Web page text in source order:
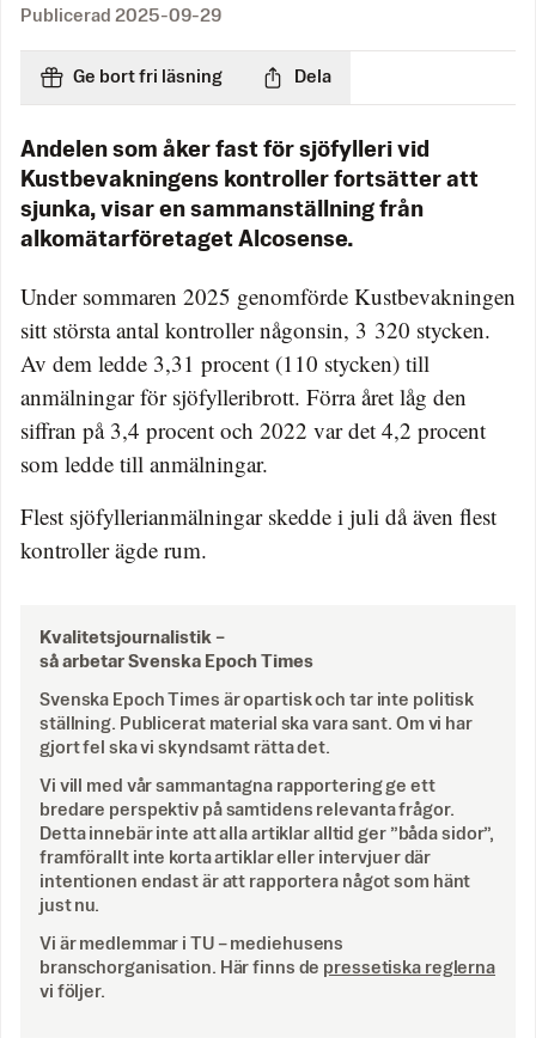
Publicerad 2025-09-29
Ge bort fri läsning Dela
Andelen som åker fast för sjöfylleri vid
Kustbevakningens kontroller fortsätter att
sjunka, visar en sammanställning från
alkomätarföretaget Alcosense.
Under sommaren 2025 genomförde Kustbevakningen
sitt största antal kontroller någonsin, 3 320 stycken.
Av dem ledde 3,31 procent (110 stycken) till
anmälningar för sjöfylleribrott. Förra året låg den
siffran på 3,4 procent och 2022 var det 4,2 procent
som ledde till anmälningar.
Flest sjöfyllerianmälningar skedde i juli då även flest
kontroller ägde rum.
Kvalitetsjournalistik –
så arbetar Svenska Epoch Times
Svenska Epoch Times är opartisk och tar inte politisk
ställning. Publicerat material ska vara sant. Om vi har
gjort fel ska vi skyndsamt rätta det.
Vi vill med vår sammantagna rapportering ge ett
bredare perspektiv på samtidens relevanta frågor.
Detta innebär inte att alla artiklar alltid ger ”båda sidor”,
framförallt inte korta artiklar eller intervjuer där
intentionen endast är att rapportera något som hänt
just nu.
Vi är medlemmar i TU – mediehusens
branschorganisation. Här finns de pressetiska reglerna
vi följer.